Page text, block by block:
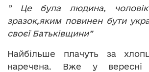
” Це була людина,
зразок,яким повинен бути
своєї Батьківщини”
Найбільше плачуть за
наречена. Вже у